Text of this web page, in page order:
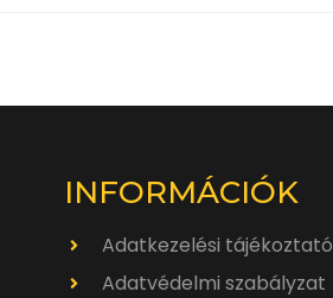
INFORMÁCIÓK
Adatkezelési tájékoztató
Adatvédelmi szabályzat